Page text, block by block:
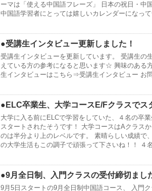
ーマは「使える中国語フレーズ」 日本の祝日・中
中国語学習者にとっては嬉しいカレンダーになっ
●受講生インタビュー更新しました！
受講生インタビューを更新しています。 受講生の
えている方の参考になると思います☆ 興味のある
生インタビューはこちら⇒受講生インタビュー お
●ELC卒業生、大学コースE/Fクラスでス
大学に入る前にELCで学習をしていた、４名の卒
スタートされたそうです！ 大学コースはAクラス
のは半分より上のレベルです。 素晴らしい成績で
の大学生活もこの調子で頑張って下さいね！！ ４
●9月全日制、入門クラスの受付締切まし
9月5日スタートの9月全日制中国語コース、 入門